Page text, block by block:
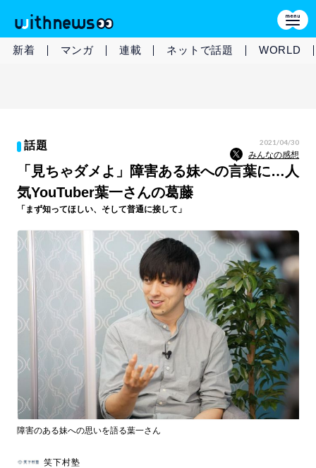
新着 マンガ 連載 ネットで話題 WORLD
話題 2021/04/30
みんなの感想
「見ちゃダメよ」障害ある妹への言葉に…人
気YouTuber葉一さんの葛藤
「まず知ってほしい、そして普通に接して」
障害のある妹への思いを語る葉一さん
笑下村塾